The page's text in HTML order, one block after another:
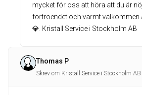
mycket för oss att höra att du är
förtroendet och varmt välkommen
💎. Kristall Service i Stockholm AB
Thomas P
Skrev om Kristall Service i Stockholm AB